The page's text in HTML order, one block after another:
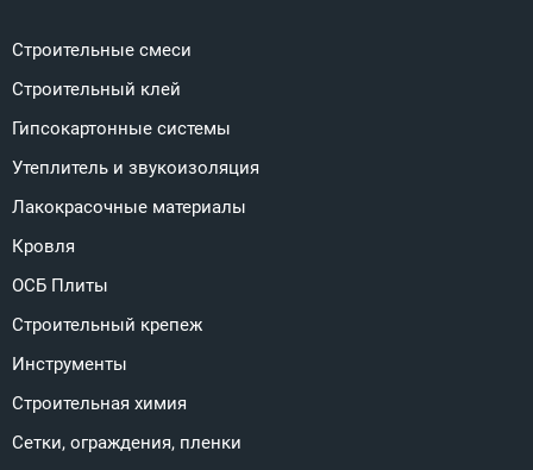
Строительные смеси
Строительный клей
Гипсокартонные системы
Утеплитель и звукоизоляция
Лакокрасочные материалы
Кровля
ОСБ Плиты
Строительный крепеж
Инструменты
Строительная химия
Сетки, ограждения, пленки